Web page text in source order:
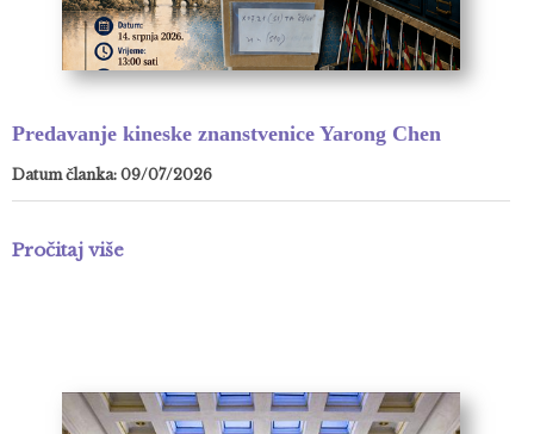
Predavanje kineske znanstvenice Yarong Chen
Datum članka: 09/07/2026
Pročitaj više